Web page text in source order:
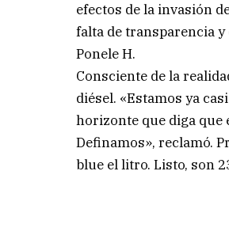
efectos de la invasión
falta de transparencia
Ponele H.
Consciente de la
diésel. «Estamos ya
horizonte que diga que
Definamos», reclamó.
blue el litro. Listo, son